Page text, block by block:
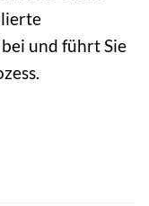
und führt Sie